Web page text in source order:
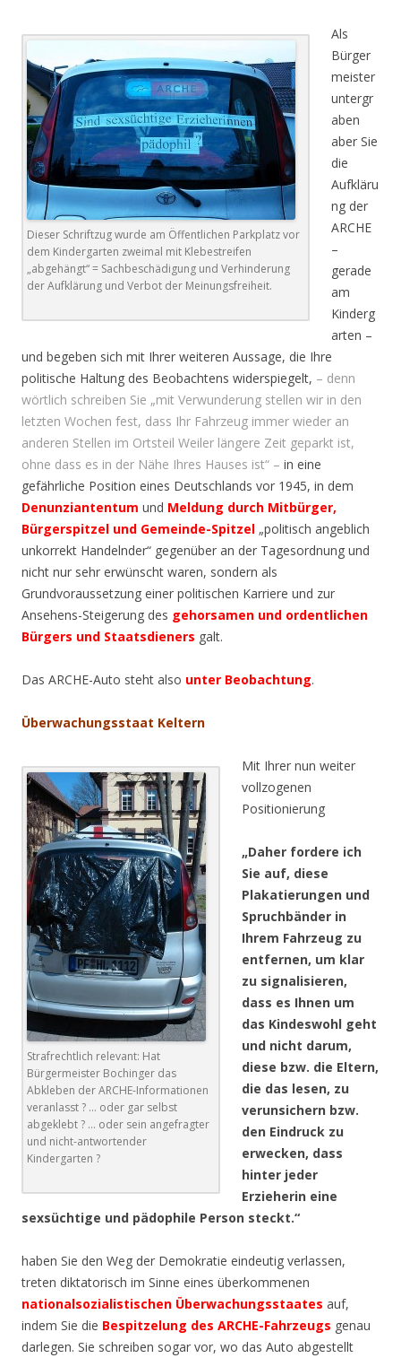
Dieser Schriftzug wurde am Öffentlichen Parkplatz vor
dem Kindergarten zweimal mit Klebestreifen
„abgehängt“ = Sachbeschädigung und Verhinderung
der Aufklärung und Verbot der Meinungsfreiheit.
Als
Bürger
meister
untergr
aben
aber Sie
die
Aufkläru
ng der
ARCHE
–
gerade
am
Kinderg
arten –
und begeben sich mit Ihrer weiteren Aussage, die Ihre
politische Haltung des Beobachtens widerspiegelt, – denn
wörtlich schreiben Sie „mit Verwunderung stellen wir in den
letzten Wochen fest, dass Ihr Fahrzeug immer wieder an
anderen Stellen im Ortsteil Weiler längere Zeit geparkt ist,
ohne dass es in der Nähe Ihres Hauses ist“ – in eine
gefährliche Position eines Deutschlands vor 1945, in dem
Denunziantentum und Meldung durch Mitbürger,
Bürgerspitzel und Gemeinde-Spitzel „politisch angeblich
unkorrekt Handelnder“ gegenüber an der Tagesordnung und
nicht nur sehr erwünscht waren, sondern als
Grundvoraussetzung einer politischen Karriere und zur
Ansehens-Steigerung des gehorsamen und ordentlichen
Bürgers und Staatsdieners galt.
Das ARCHE-Auto steht also unter Beobachtung.
Überwachungsstaat Keltern
Strafrechtlich relevant: Hat
Bürgermeister Bochinger das
Abkleben der ARCHE-Informationen
veranlasst ? … oder gar selbst
abgeklebt ? … oder sein angefragter
und nicht-antwortender
Kindergarten ?
Mit Ihrer nun weiter
vollzogenen
Positionierung
„Daher fordere ich
Sie auf, diese
Plakatierungen und
Spruchbänder in
Ihrem Fahrzeug zu
entfernen, um klar
zu signalisieren,
dass es Ihnen um
das Kindeswohl geht
und nicht darum,
diese bzw. die Eltern,
die das lesen, zu
verunsichern bzw.
den Eindruck zu
erwecken, dass
hinter jeder
Erzieherin eine
sexsüchtige und pädophile Person steckt.“
haben Sie den Weg der Demokratie eindeutig verlassen,
treten diktatorisch im Sinne eines überkommenen
nationalsozialistischen Überwachungsstaates auf,
indem Sie die Bespitzelung des ARCHE-Fahrzeugs genau
darlegen. Sie schreiben sogar vor, wo das Auto abgestellt